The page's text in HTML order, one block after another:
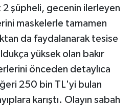
şüpheli, gecenin ilerleyen
maskelerle tamamen
da faydalanarak tesise
yüksek olan bakır
önceden detaylıca
250 bin TL'yi bulan
karıştı. Olayın sabah